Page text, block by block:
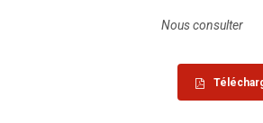
Nous consulter